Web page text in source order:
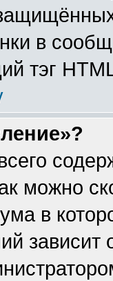
в
тэг
можно
в
зависит